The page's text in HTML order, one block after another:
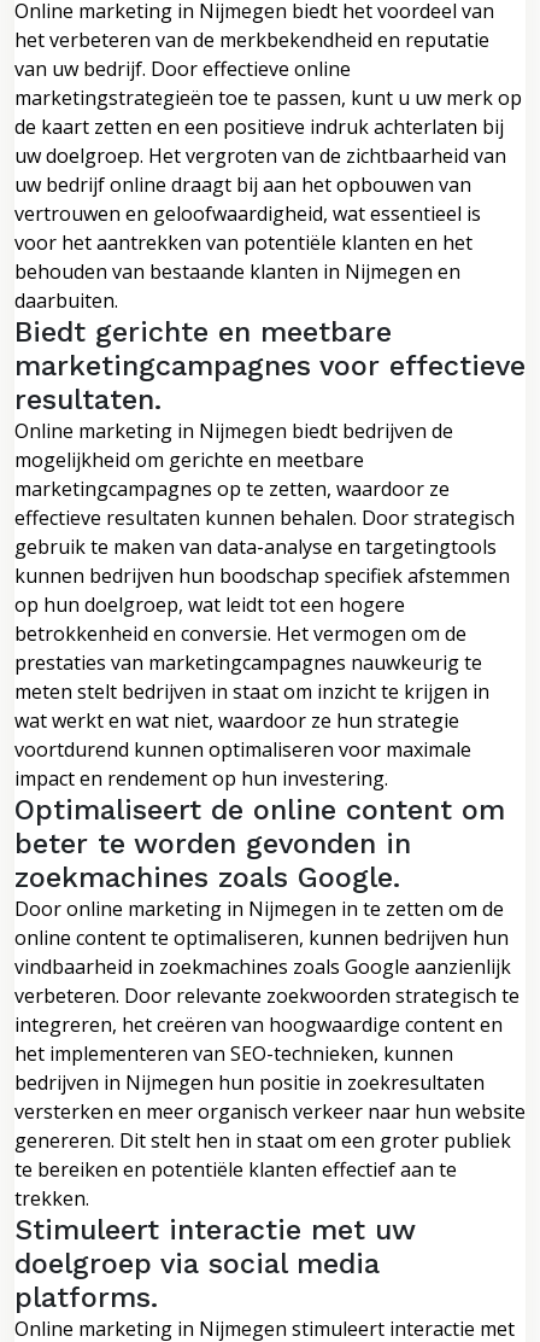
Online marketing in Nijmegen biedt het voordeel van
het verbeteren van de merkbekendheid en reputatie
van uw bedrijf. Door effectieve online
marketingstrategieën toe te passen, kunt u uw merk op
de kaart zetten en een positieve indruk achterlaten bij
uw doelgroep. Het vergroten van de zichtbaarheid van
uw bedrijf online draagt bij aan het opbouwen van
vertrouwen en geloofwaardigheid, wat essentieel is
voor het aantrekken van potentiële klanten en het
behouden van bestaande klanten in Nijmegen en
daarbuiten.
Biedt gerichte en meetbare
marketingcampagnes voor effectieve
resultaten.
Online marketing in Nijmegen biedt bedrijven de
mogelijkheid om gerichte en meetbare
marketingcampagnes op te zetten, waardoor ze
effectieve resultaten kunnen behalen. Door strategisch
gebruik te maken van data-analyse en targetingtools
kunnen bedrijven hun boodschap specifiek afstemmen
op hun doelgroep, wat leidt tot een hogere
betrokkenheid en conversie. Het vermogen om de
prestaties van marketingcampagnes nauwkeurig te
meten stelt bedrijven in staat om inzicht te krijgen in
wat werkt en wat niet, waardoor ze hun strategie
voortdurend kunnen optimaliseren voor maximale
impact en rendement op hun investering.
Optimaliseert de online content om
beter te worden gevonden in
zoekmachines zoals Google.
Door online marketing in Nijmegen in te zetten om de
online content te optimaliseren, kunnen bedrijven hun
vindbaarheid in zoekmachines zoals Google aanzienlijk
verbeteren. Door relevante zoekwoorden strategisch te
integreren, het creëren van hoogwaardige content en
het implementeren van SEO-technieken, kunnen
bedrijven in Nijmegen hun positie in zoekresultaten
versterken en meer organisch verkeer naar hun website
genereren. Dit stelt hen in staat om een groter publiek
te bereiken en potentiële klanten effectief aan te
trekken.
Stimuleert interactie met uw
doelgroep via social media
platforms.
Online marketing in Nijmegen stimuleert interactie met